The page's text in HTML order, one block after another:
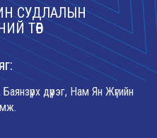
СУДЛАЛЫН
ТӨВ
дүүрэг, Нам Ян Жүгийн